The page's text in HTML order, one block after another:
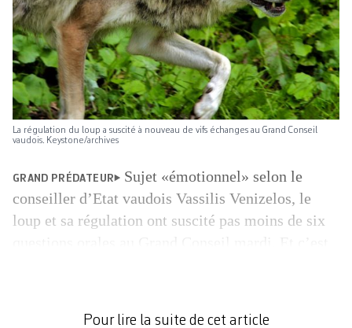
La régulation du loup a suscité à nouveau de vifs échanges au Grand Conseil
vaudois. Keystone/archives
GRAND PRÉDATEUR
Sujet «émotionnel» selon le
conseiller d’Etat vaudois Vassilis Venizelos, le
loup et sa régulation ont suscité pas moins de six
Pour lire la suite de cet article